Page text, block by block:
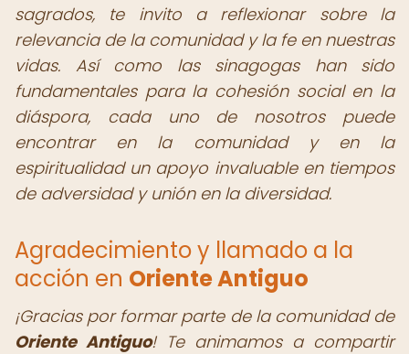
sagrados, te invito a reflexionar sobre la
relevancia de la comunidad y la fe en nuestras
vidas. Así como las sinagogas han sido
fundamentales para la cohesión social en la
diáspora, cada uno de nosotros puede
encontrar en la comunidad y en la
espiritualidad un apoyo invaluable en tiempos
de adversidad y unión en la diversidad.
Agradecimiento y llamado a la
acción en Oriente Antiguo
¡Gracias por formar parte de la comunidad de
Oriente Antiguo! Te animamos a compartir